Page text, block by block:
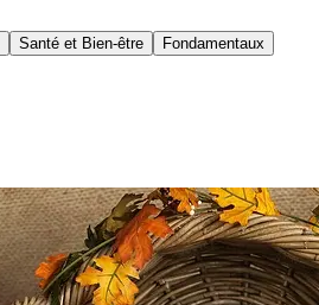
Santé et Bien-être
Fondamentaux